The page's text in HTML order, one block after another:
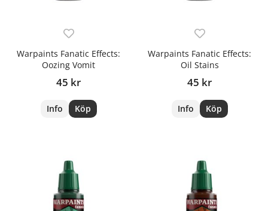
Warpaints Fanatic Effects:
Oozing Vomit
45 kr
Info Köp
Warpaints Fanatic Effects:
Oil Stains
45 kr
Info Köp